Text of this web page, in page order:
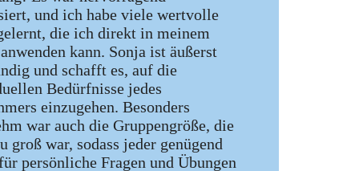
und ich habe viele wertvolle
die ich direkt in meinem
kann. Sonja ist äußerst
und schafft es, auf die
Bedürfnisse jedes
einzugehen. Besonders
war auch die Gruppengröße, die
groß war, sodass jeder genügend
persönliche Fragen und Übungen